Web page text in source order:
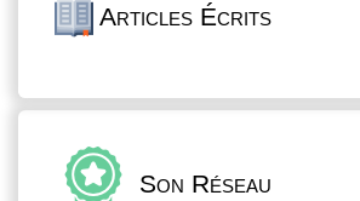
Articles Écrits
Son Réseau